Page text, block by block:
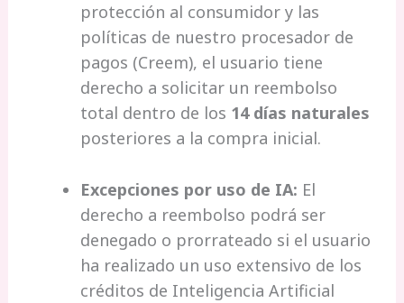
protección al consumidor y las
políticas de nuestro procesador de
pagos (Creem), el usuario tiene
derecho a solicitar un reembolso
total dentro de los 14 días naturales
posteriores a la compra inicial.
Excepciones por uso de IA: El
derecho a reembolso podrá ser
denegado o prorrateado si el usuario
ha realizado un uso extensivo de los
créditos de Inteligencia Artificial